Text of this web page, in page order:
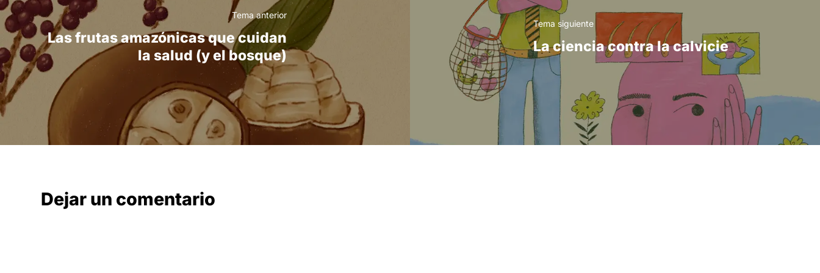
Tema anterior
Las frutas amazónicas que cuidan
la salud (y el bosque)
Tema siguiente
La ciencia contra la calvicie
Dejar un comentario